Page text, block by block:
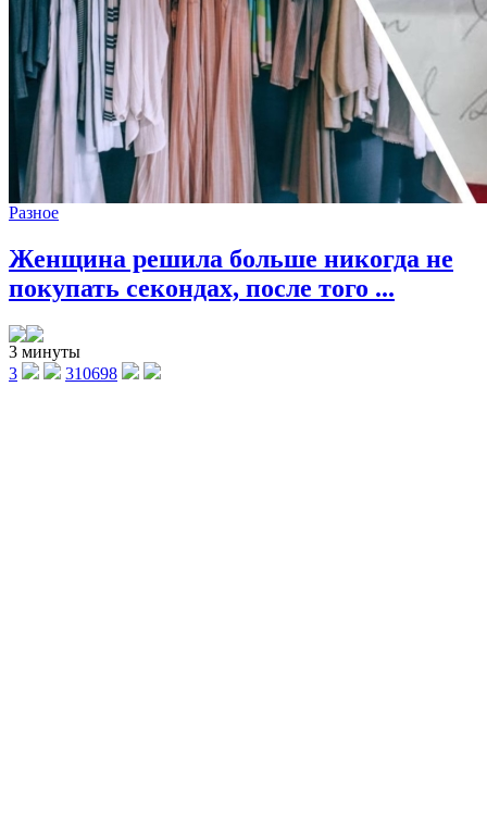
Разное
Женщина решила больше никогда не
покупать секондах, после того ...
3 минуты
3
310698